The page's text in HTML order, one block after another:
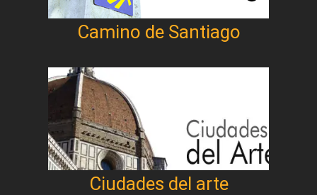
Camino de Santiago
Ciudades del arte